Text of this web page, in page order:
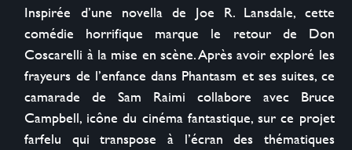
Inspirée d’une novella de Joe R. Lansdale, cette
comédie horrifique marque le retour de Don
Coscarelli à la mise en scène. Après avoir exploré les
frayeurs de l’enfance dans Phantasm et ses suites, ce
camarade de Sam Raimi collabore avec Bruce
Campbell, icône du cinéma fantastique, sur ce projet
farfelu qui transpose à l’écran des thématiques